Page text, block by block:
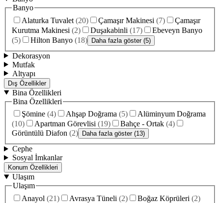
Banyo
Alaturka Tuvalet (20) Çamaşır Makinesi (7)
Çamaşır
Kurutma Makinesi (2) Duşakabinli (17)
Ebeveyn Banyo
(5) Hilton Banyo (18) Daha fazla göster (5)
Dekorasyon
Mutfak
Altyapı
Dış Özellikler
Bina Özellikleri
Bina Özellikleri
Şömine (4) Ahşap Doğrama (5)
Alüminyum Doğrama
(10) Apartman Görevlisi (19) Bahçe - Ortak (4)
Görüntülü Diafon (2) Daha fazla göster (13)
Cephe
Sosyal İmkanlar
Konum Özellikleri
Ulaşım
Ulaşım
Anayol (21) Avrasya Tüneli (2) Boğaz Köprüleri (2)